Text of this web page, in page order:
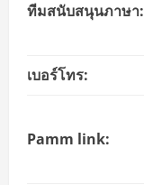
ทีมสนับสนุนภาษา:
เบอร์โทร:
Pamm link: